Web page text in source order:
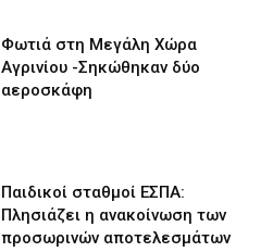
Φωτιά στη Μεγάλη Χώρα
Αγρινίου -Σηκώθηκαν δύο
αεροσκάφη
Παιδικοί σταθμοί ΕΣΠΑ:
Πλησιάζει η ανακοίνωση των
προσωρινών αποτελεσμάτων